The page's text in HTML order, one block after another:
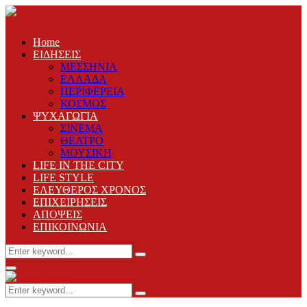
Home
ΕΙΔΗΣΕΙΣ
ΜΕΣΣΗΝΙΑ
ΕΛΛΑΔΑ
ΠΕΡΙΦΕΡΕΙΑ
ΚΟΣΜΟΣ
ΨΥΧΑΓΩΓΙΑ
ΣΙΝΕΜΑ
ΘΕΑΤΡΟ
ΜΟΥΣΙΚΗ
LIFE IN THE CITY
LIFE STYLE
ΕΛΕΥΘΕΡΟΣ ΧΡΟΝΟΣ
ΕΠΙΧΕΙΡΗΣΕΙΣ
ΑΠΟΨΕΙΣ
ΕΠΙΚΟΙΝΩΝΙΑ
Search
for:
Search
Primary
Menu
Search
for:
Search